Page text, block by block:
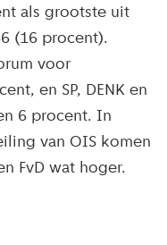
als grootste uit
(16 procent).
voor
en SP, DENK en
6 procent. In
van OIS komen
FvD wat hoger.